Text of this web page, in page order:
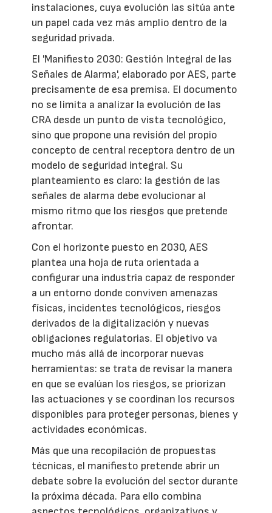
instalaciones, cuya evolución las sitúa ante
un papel cada vez más amplio dentro de la
seguridad privada.
El 'Manifiesto 2030: Gestión Integral de las
Señales de Alarma', elaborado por AES, parte
precisamente de esa premisa. El documento
no se limita a analizar la evolución de las
CRA desde un punto de vista tecnológico,
sino que propone una revisión del propio
concepto de central receptora dentro de un
modelo de seguridad integral. Su
planteamiento es claro: la gestión de las
señales de alarma debe evolucionar al
mismo ritmo que los riesgos que pretende
afrontar.
Con el horizonte puesto en 2030, AES
plantea una hoja de ruta orientada a
configurar una industria capaz de responder
a un entorno donde conviven amenazas
físicas, incidentes tecnológicos, riesgos
derivados de la digitalización y nuevas
obligaciones regulatorias. El objetivo va
mucho más allá de incorporar nuevas
herramientas: se trata de revisar la manera
en que se evalúan los riesgos, se priorizan
las actuaciones y se coordinan los recursos
disponibles para proteger personas, bienes y
actividades económicas.
Más que una recopilación de propuestas
técnicas, el manifiesto pretende abrir un
debate sobre la evolución del sector durante
la próxima década. Para ello combina